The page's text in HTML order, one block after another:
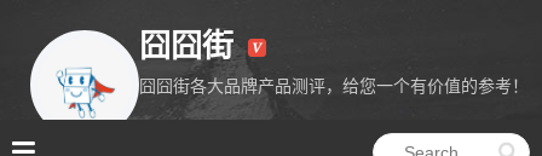
囧囧街
囧囧街各大品牌产品测评，给您一个有价值的参考！